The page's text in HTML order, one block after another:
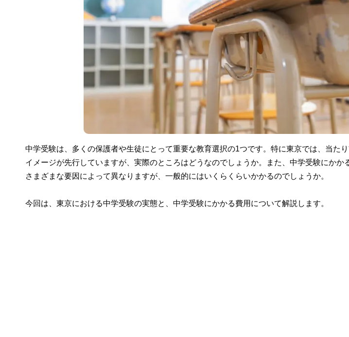
中学受験は、多くの保護者や生徒にとって重要な教育選択の1つです。特に東京では、当た
イメージが先行していますが、実際のところはどうなのでしょうか。また、中学受験にかか
さまざまな要因によって異なりますが、一般的にはいくらくらいかかるのでしょうか。
今回は、東京における中学受験の実態と、中学受験にかかる費用について解説します。